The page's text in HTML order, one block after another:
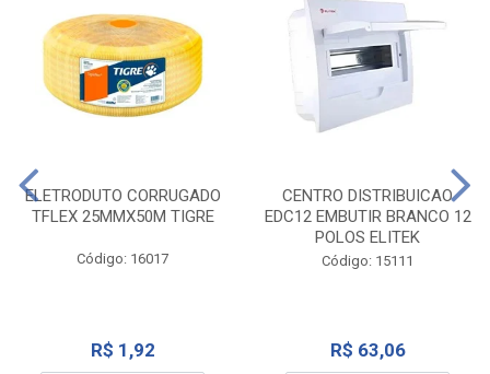
ELETRODUTO CORRUGADO
TFLEX 25MMX50M TIGRE
Código: 16017
R$ 1,92
CENTRO DISTRIBUICAO
EDC12 EMBUTIR BRANCO 12
POLOS ELITEK
Código: 15111
R$ 63,06